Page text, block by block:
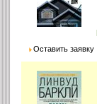
Оставить заявку